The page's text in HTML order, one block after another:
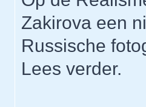
Zakirova een
Russische
Lees verder.